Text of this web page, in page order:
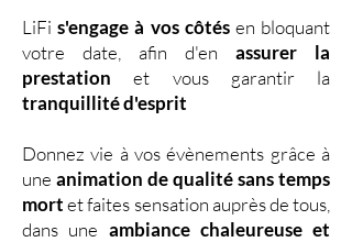
LiFis'engage à vos côtésen bloquant
votre date, afin d'en assurer la
prestationet vous garantir la
tranquillité d'esprit
Donnez vie à vos évènements grâce à
une animation de qualité sans temps
mortet faites sensation auprès de tous,
dans une ambiance chaleureuse et